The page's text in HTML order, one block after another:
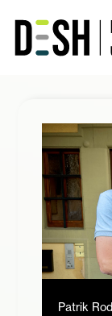
Inhalt
springen
Presse
Projekte
Positionen
Patrik